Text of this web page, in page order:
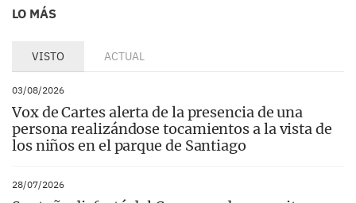
LO MÁS
VISTO ACTUAL
03/08/2026
Vox de Cartes alerta de la presencia de una
persona realizándose tocamientos a la vista de
los niños en el parque de Santiago
28/07/2026